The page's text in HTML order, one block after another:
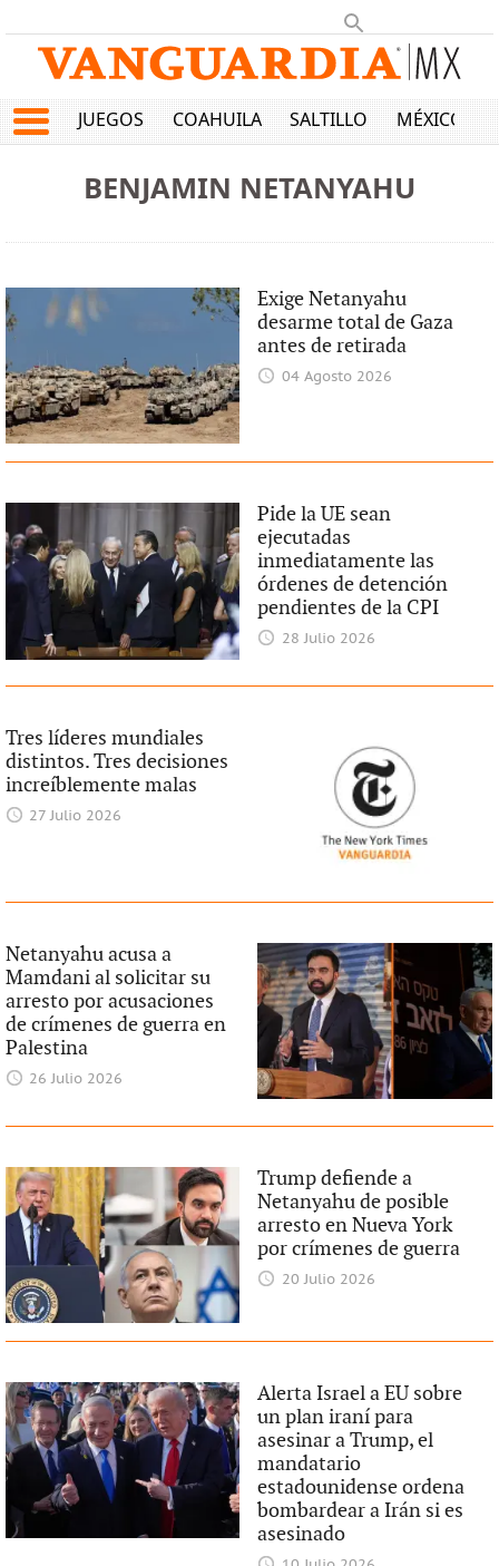
JUEGOS COAHUILA SALTILLO MÉXICO
BENJAMIN NETANYAHU
Exige Netanyahu
desarme total de Gaza
antes de retirada
04 Agosto 2026
Pide la UE sean
ejecutadas
inmediatamente las
órdenes de detención
pendientes de la CPI
28 Julio 2026
Tres líderes mundiales
distintos. Tres decisiones
increíblemente malas
27 Julio 2026
Netanyahu acusa a
Mamdani al solicitar su
arresto por acusaciones
de crímenes de guerra en
Palestina
26 Julio 2026
Trump defiende a
Netanyahu de posible
arresto en Nueva York
por crímenes de guerra
20 Julio 2026
Alerta Israel a EU sobre
un plan iraní para
asesinar a Trump, el
mandatario
estadounidense ordena
bombardear a Irán si es
asesinado